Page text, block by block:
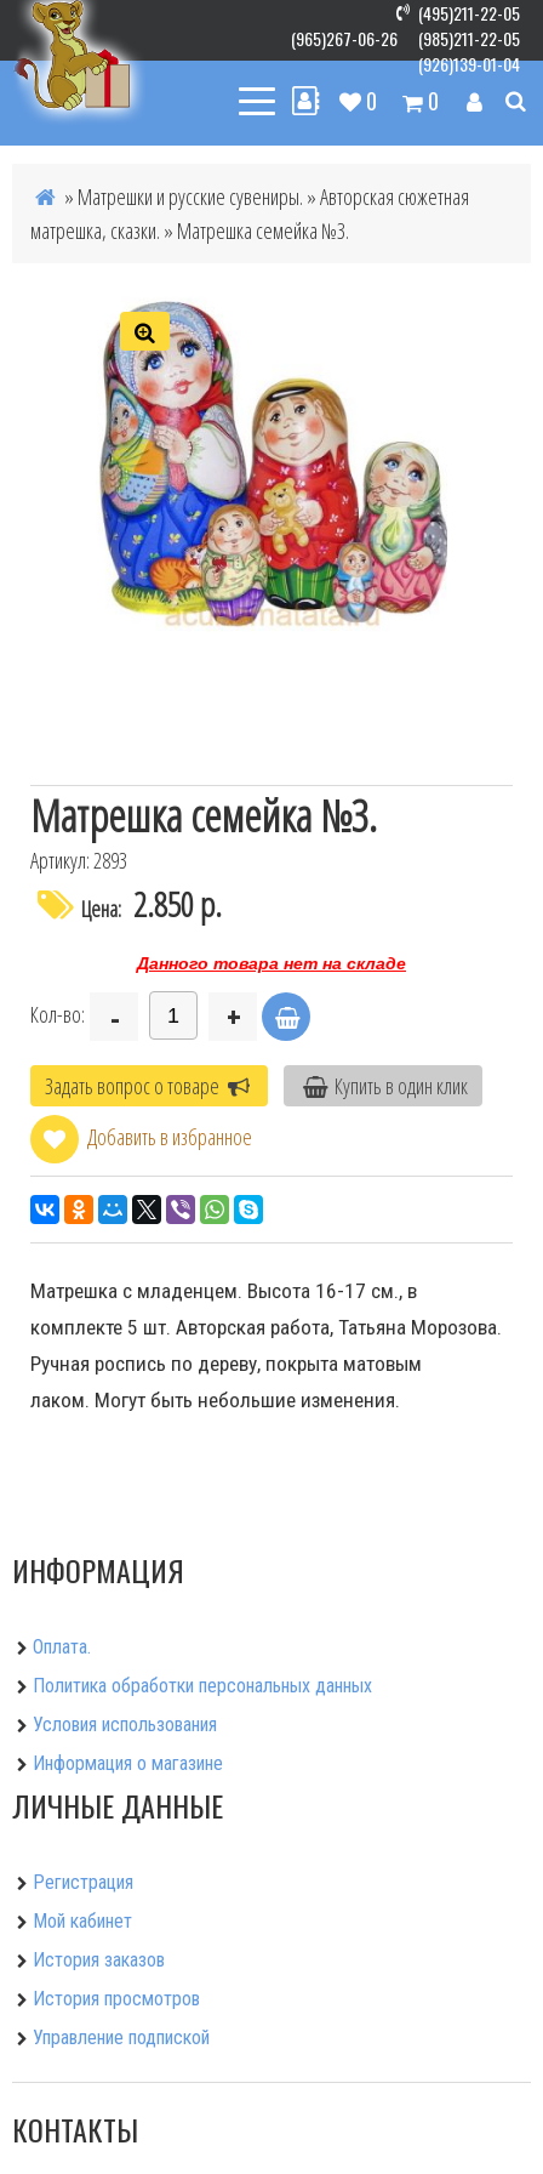
(495)211-22-05
(965)267-06-26
(985)211-22-05
(926)139-01-04
0 0
» Матрешки и русские сувениры. »Авторская сюжетная
матрешка, сказки. » Матрешка семейка №3.
Матрешка семейка №3.
Артикул: 2893
Цена: 2.850 р.
Данного товара нет на складе
Кол-во: - +
Задать вопрос о товаре
Купить в один клик
Добавить в избранное
Матрешка с младенцем. Высота 16-17 см., в
комплекте 5 шт. Авторская работа, Татьяна Морозова.
Ручная роспись по дереву, покрыта матовым
лаком. Могут быть небольшие изменения.
ИНФОРМАЦИЯ
Оплата.
Политика обработки персональных данных
Условия использования
Информация о магазине
ЛИЧНЫЕ ДАННЫЕ
Регистрация
Мой кабинет
История заказов
История просмотров
Управление подпиской
КОНТАКТЫ